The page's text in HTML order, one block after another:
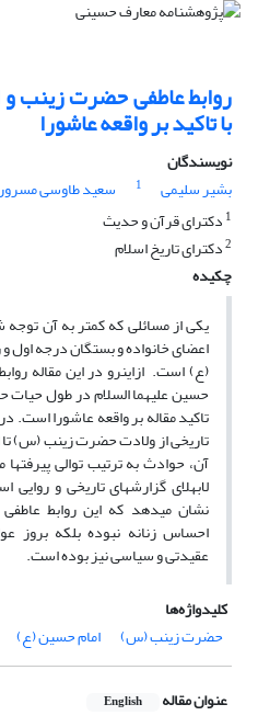
روابط عاطفی حضرت زینب و
با تاکید بر واقعه عاشورا
نویسندگان
بشیر سلیمی
1 سعید طاوسی
1 دکترای قرآن و حدیث
2دکترای تاریخ اسلام
چکیده
یکی از مسائلی که کمتر به آن
اعضای خانواده و بستگان درجه اول و
(ع) است. ازاین­رو در این مقاله
حسین علیهما السلام در طول
تاکید مقاله بر واقعه عاشورا است.
تاریخی از ولادت حضرت زینب (س) تا
آن، حوادث به ترتیب توالی
لابه­لای گزارش­های تاریخی و
نشان می­دهد که این روابط
احساس زنانه نبوده بلکه بروز
عقیدتی و سیاسی نیز بوده است.
کلیدواژه‌ها
حضرت زینب (س)
امام حسین (ع)
عنوان مقاله English